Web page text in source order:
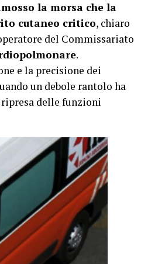
la morsa che la
cutaneo critico, chiaro
del Commissariato
.
e la precisione dei
un debole rantolo ha
delle funzioni